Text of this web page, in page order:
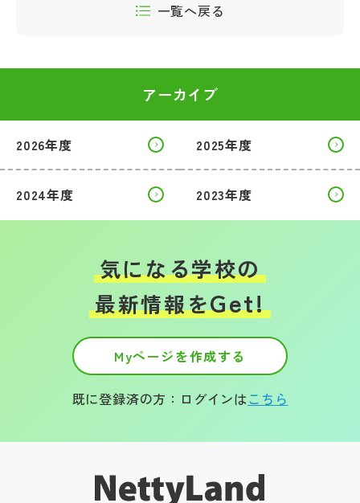
一覧へ戻る
アーカイブ
2026年度 2025年度
2024年度 2023年度
気になる学校の
最新情報をGet!
Myページを作成する
既に登録済の方：ログインはこちら